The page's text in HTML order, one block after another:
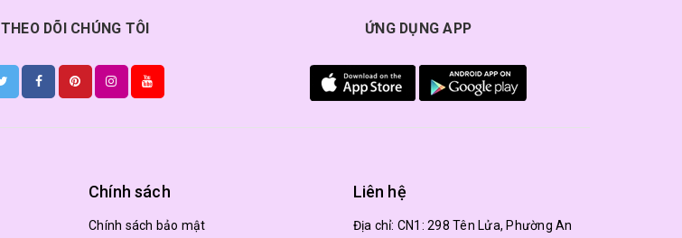
THEO DÕI CHÚNG TÔI ỨNG DỤNG APP
Chính sách
Chính sách bảo mật
Liên hệ
Địa chỉ: CN1: 298 Tên Lửa, Phường An